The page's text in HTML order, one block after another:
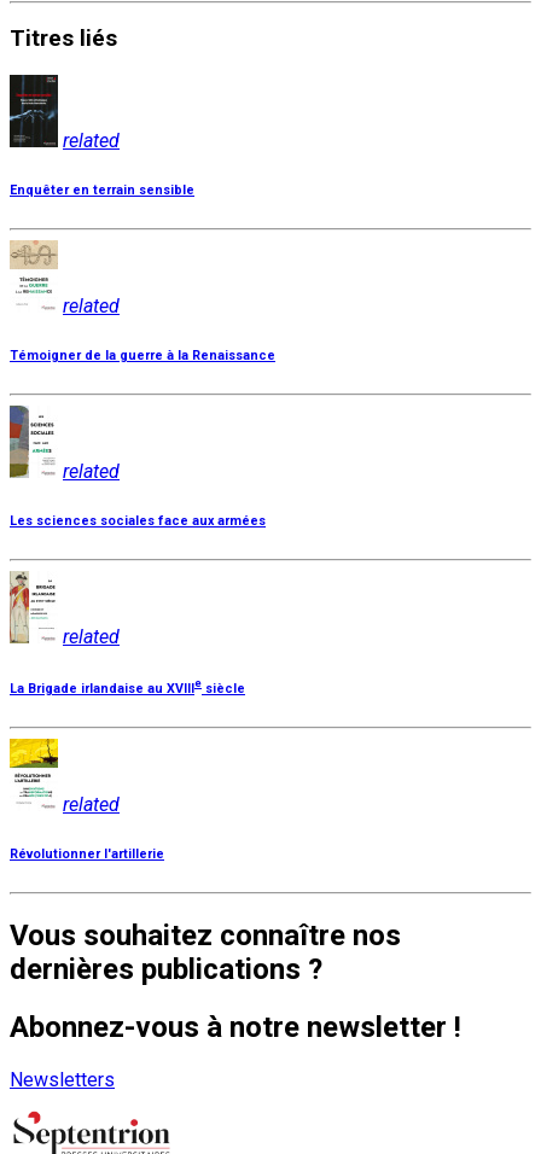
Titres liés
related
Enquêter en terrain sensible
related
Témoigner de la guerre à la Renaissance
related
Les sciences sociales face aux armées
related
La Brigade irlandaise au XVIII e siècle
related
Révolutionner l'artillerie
Vous souhaitez connaître nos
dernières publications ?
Abonnez-vous à notre newsletter !
Newsletters